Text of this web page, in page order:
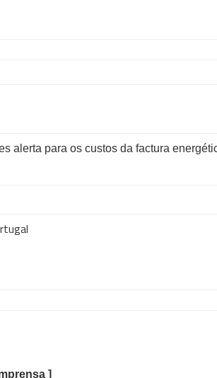
alerta para os custos da factura
]